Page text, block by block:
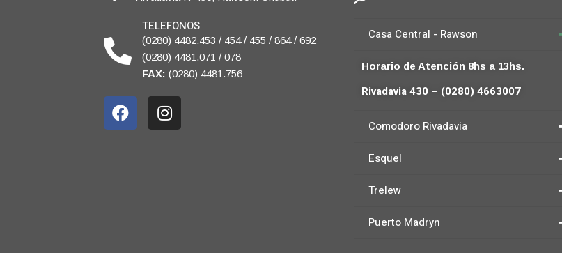
TELEFONOS
(0280) 4482.453 / 454 / 455 / 864 / 692
(0280) 4481.071 / 078
FAX: (0280) 4481.756
Casa Central - Rawson
Horario de Atención 8hs a 13hs.
Rivadavia 430 – (0280) 4663007
Comodoro Rivadavia
Esquel
Trelew
Puerto Madryn